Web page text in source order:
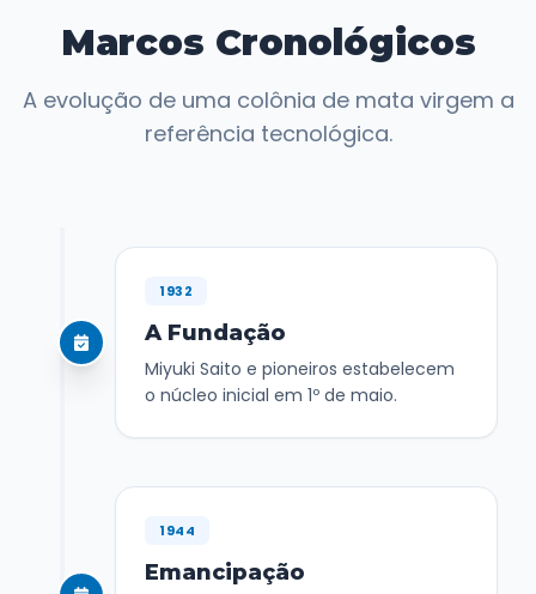
Marcos Cronológicos
A evolução de uma colônia de mata virgem a
referência tecnológica.
1932
A Fundação
Miyuki Saito e pioneiros estabelecem
o núcleo inicial em 1º de maio.
1944
Emancipação